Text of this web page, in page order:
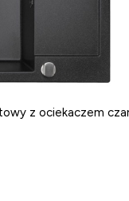
z ociekaczem